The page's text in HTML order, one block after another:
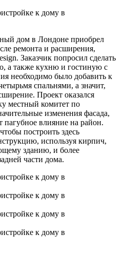
дом в Лондоне приобрел
ремонта и расширения,
Заказчик попросил сделать
а также кухню и гостиную с
необходимо было добавить к
спальнями, а значит,
Проект оказался
местный комитет по
изменения фасада,
пагубное влияние на район.
построить здесь
используя кирпич,
зданию, и более
части дома.